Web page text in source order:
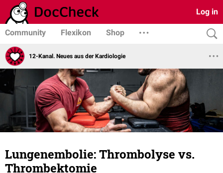
Log in
Community Flexikon Shop
12-Kanal. Neues aus der Kardiologie
Lungenembolie: Thrombolyse vs.
Thrombektomie